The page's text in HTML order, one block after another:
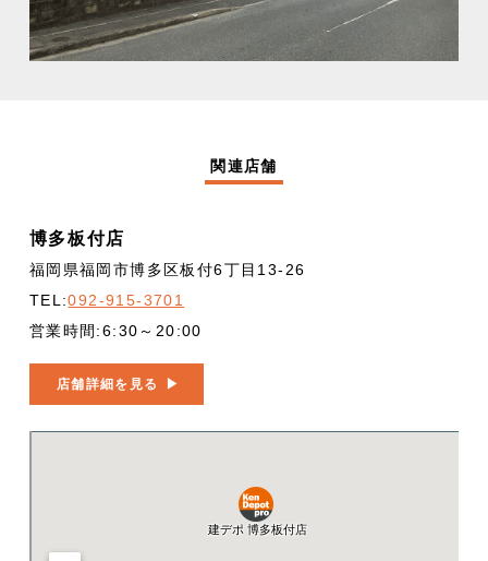
関連店舗
博多板付店
福岡県福岡市博多区板付6丁目13-26
TEL:092-915-3701
営業時間:6:30～20:00
店舗詳細を見る